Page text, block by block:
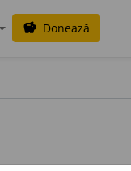
savings Donează